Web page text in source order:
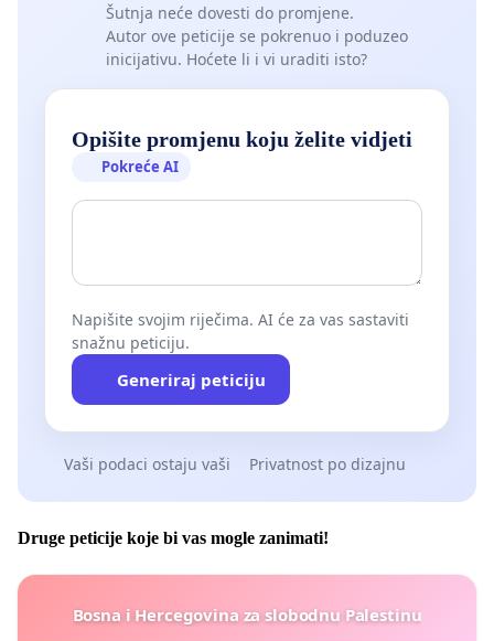
Šutnja neće dovesti do promjene.
Autor ove peticije se pokrenuo i poduzeo
inicijativu. Hoćete li i vi uraditi isto?
Opišite promjenu koju želite vidjeti
Pokreće AI
Napišite svojim riječima. AI će za vas sastaviti
snažnu peticiju.
Generiraj peticiju
Vaši podaci ostaju vaši Privatnost po dizajnu
Druge peticije koje bi vas mogle zanimati!
Bosna i Hercegovina za slobodnu Palestinu